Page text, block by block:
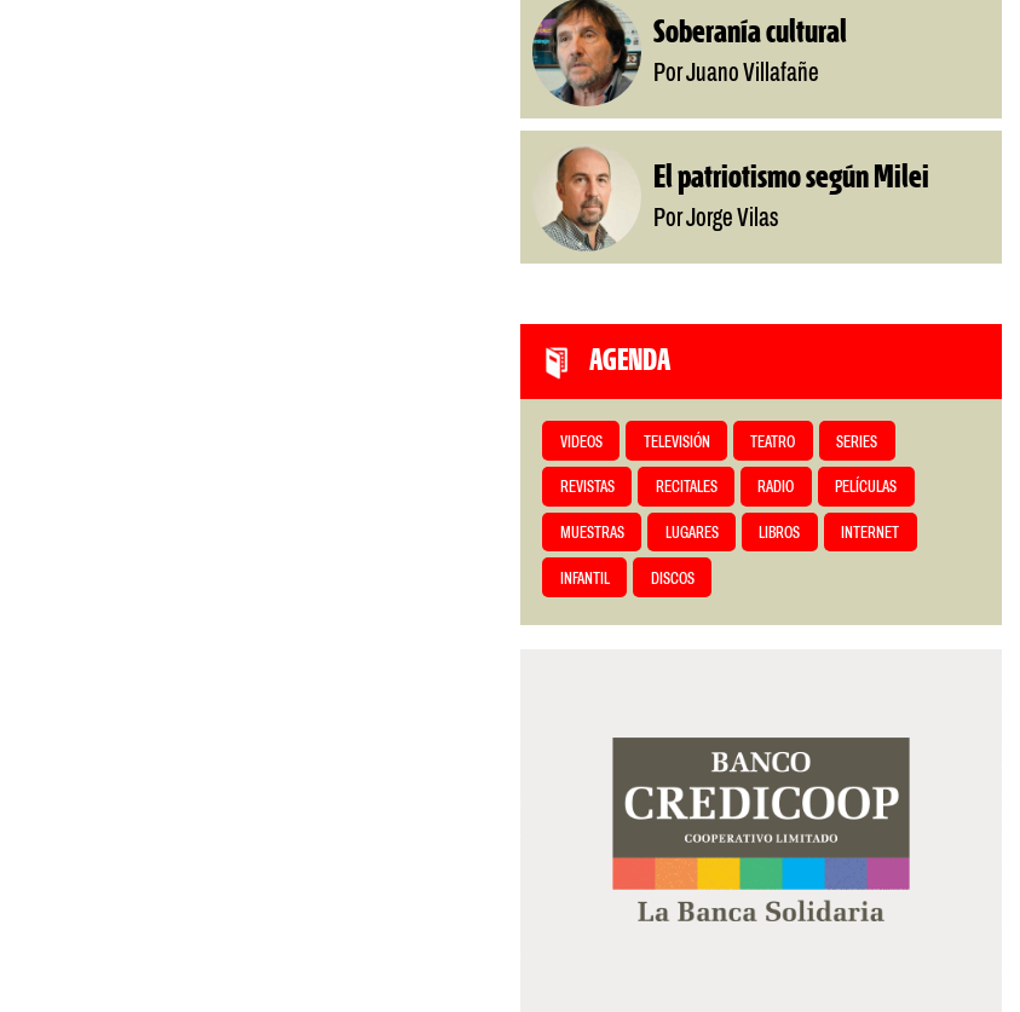
Soberanía cultural
Por Juano Villafañe
El patriotismo según Milei
Por Jorge Vilas
AGENDA
VIDEOS TELEVISIÓN TEATRO SERIES
REVISTAS RECITALES RADIO PELÍCULAS
MUESTRAS LUGARES LIBROS INTERNET
INFANTIL DISCOS